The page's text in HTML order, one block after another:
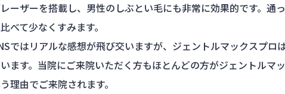
ーザーを搭載し、男性のしぶとい毛にも非常に効果的です。通
べて少なくすみます。
ではリアルな感想が飛び交いますが、ジェントルマックスプロ
ます。当院にご来院いただく方もほとんどの方がジェントルマ
理由でご来院されます。